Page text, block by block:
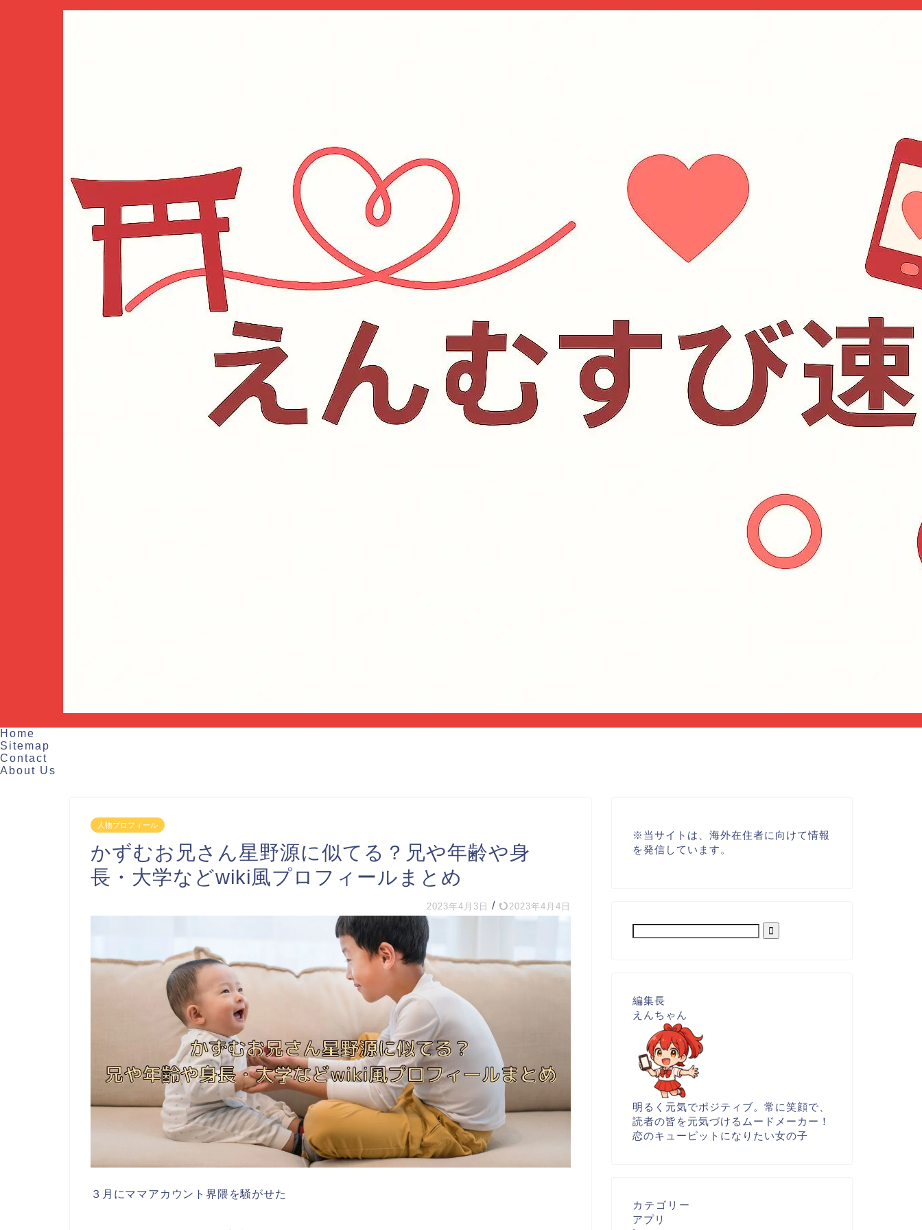
Home
Sitemap
Contact
About Us
人物プロフィール
かずむお兄さん星野源に似てる？兄や年齢や身
長・大学などwiki風プロフィールまとめ
2023年4月3日 / 2023年4月4日
３月にママアカウント界隈を騒がせた
※ 当サイトは、海外在住者に向けて情報
を発信しています。
編集長
えんちゃん
明るく元気でポジティブ。常に笑顔で、
読者の皆を元気づけるムードメーカー！
恋のキューピットになりたい女の子
カテゴリー
アプリ